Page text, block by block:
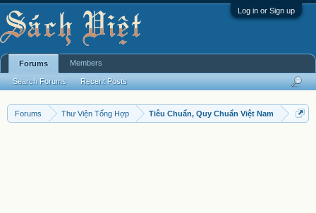
Log in or Sign up
Forums Thư Viện Tổng Hợp Tiêu Chuẩn, Quy Chuẩn Việt Nam
Forums
Search Forums Recent Posts
Members